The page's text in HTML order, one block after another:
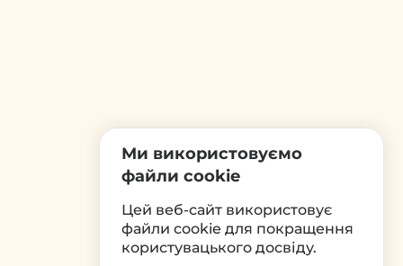
Ми використовуємо
файли cookie
Цей веб-сайт використовує
файли cookie для покращення
користувацького досвіду.